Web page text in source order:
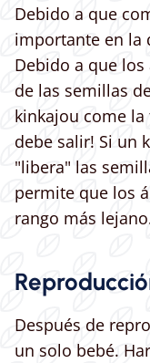
Debido a que
importante en la
Debido a que
de las semillas
kinkajou come
debe salir! Si un
"libera" las
permite que los
rango más
Después de
un solo bebé.